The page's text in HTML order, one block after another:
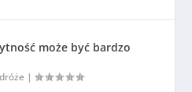
może być bardzo
|